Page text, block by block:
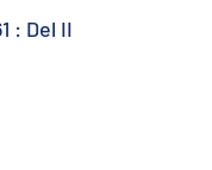
: Del II